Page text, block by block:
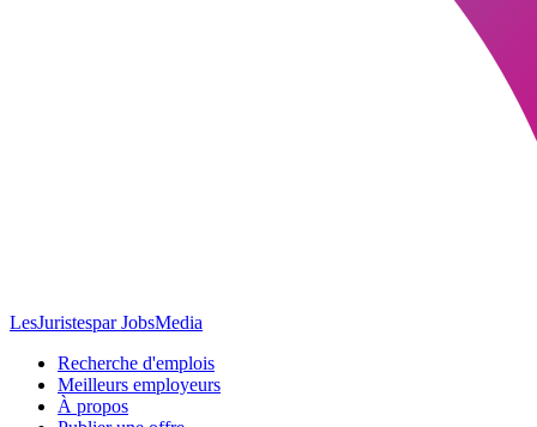
LesJuristespar JobsMedia
Recherche d'emplois
Meilleurs employeurs
À propos